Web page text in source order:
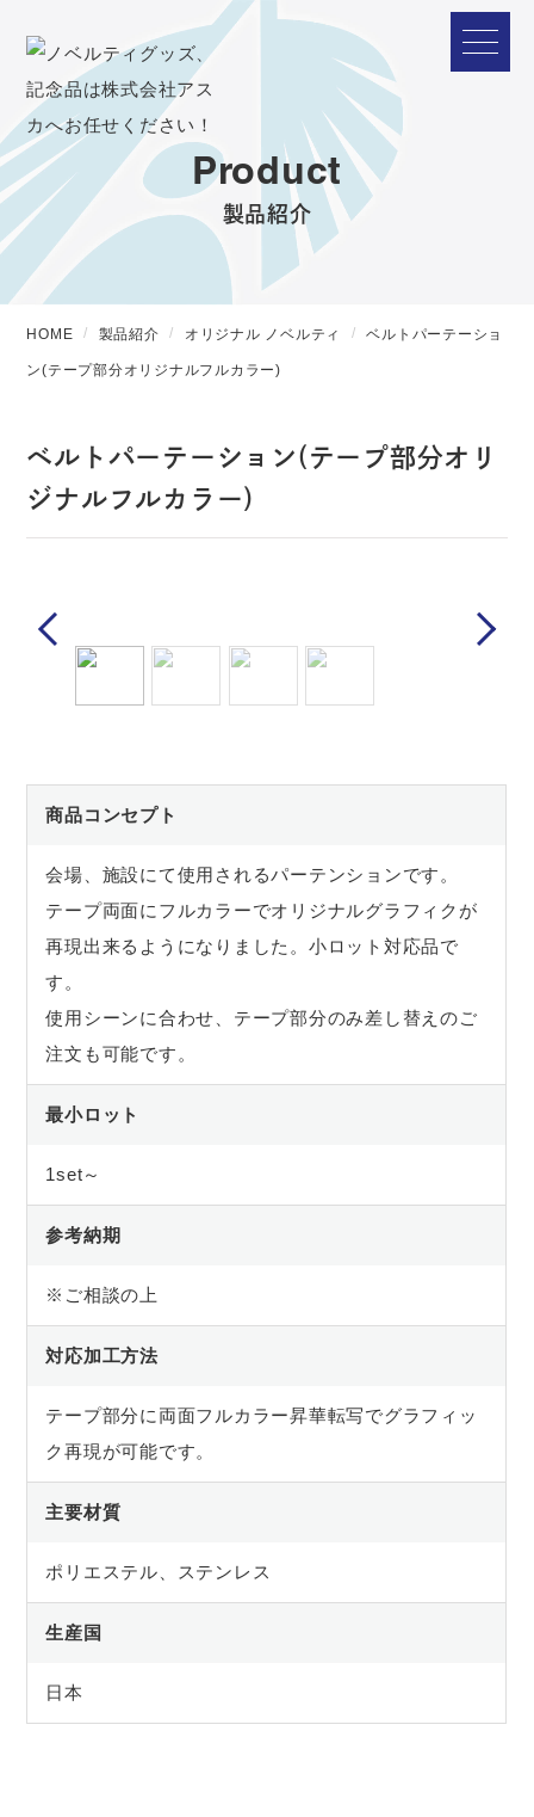
Product
製品紹介
HOME 製品紹介 オリジナル ノベルティ ベルトパーテーショ
ン(テープ部分オリジナルフルカラー)
ベルトパーテーション(テープ部分オリ
ジナルフルカラー)
Previous Next
商品コンセプト
会場、施設にて使用されるパーテンションです。
テープ両面にフルカラーでオリジナルグラフィクが
再現出来るようになりました。小ロット対応品で
す。
使用シーンに合わせ、テープ部分のみ差し替えのご
注文も可能です。
最小ロット
1set～
参考納期
※ご相談の上
対応加工方法
テープ部分に両面フルカラー昇華転写でグラフィッ
ク再現が可能です。
主要材質
ポリエステル、ステンレス
生産国
日本